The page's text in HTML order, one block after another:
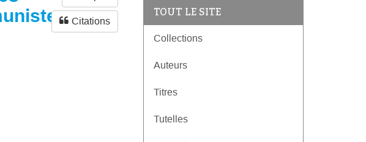
Citations
TOUT LE SITE
Collections
Auteurs
Titres
Tutelles